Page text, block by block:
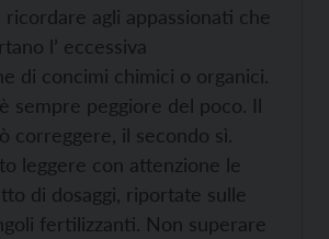
ricordare agli appassionati che
l’ eccessiva
di concimi chimici o organici.
sempre peggiore del poco. Il
correggere, il secondo sì.
leggere con attenzione le
di dosaggi, riportate sulle
fertilizzanti. Non superare